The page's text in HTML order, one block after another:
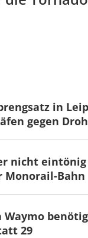
in
gegen
nicht eintönig
Monorail-Bahn
Waymo
29